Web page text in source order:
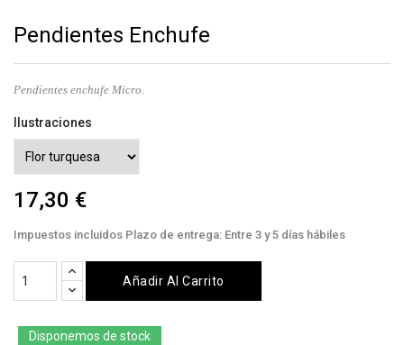
Pendientes Enchufe
Pendientes enchufe Micro.
Ilustraciones
17,30 €
Impuestos incluidos Plazo de entrega: Entre 3 y 5 días hábiles
Añadir Al Carrito
Disponemos de stock